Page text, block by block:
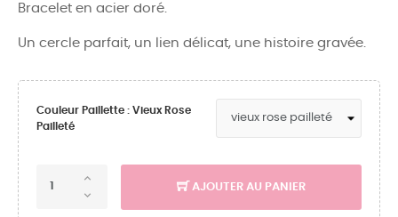
Bracelet en acier doré.
Un cercle parfait, un lien délicat, une histoire gravée.
Couleur Paillette : Vieux Rose
Pailleté
AJOUTER AU PANIER